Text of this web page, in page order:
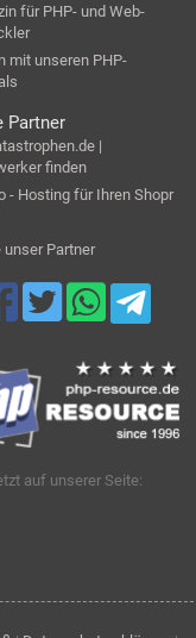
für PHP- und Web-
mit unseren PHP-
Partner
|
finden
- Hosting für Ihren Shopr
unser Partner
auf unserer Seite: